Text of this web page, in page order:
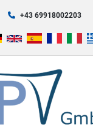
+43 69918002203